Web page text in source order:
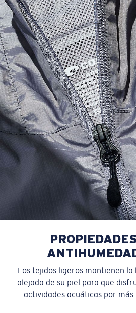
S 19" 27”
M 21" 28"
L 23” 29”
XL 25” 30”
XXL 27” 31”
Los tejidos ligeros mantienen la
alejada de su piel para que
actividades acuáticas por más